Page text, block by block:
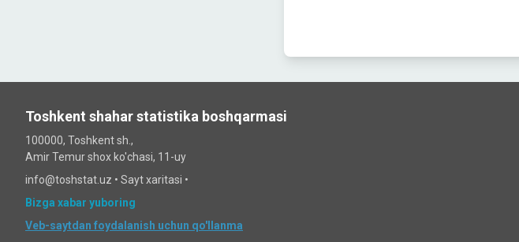
Toshkent shahar statistika boshqarmasi
100000, Toshkent sh.,
Amir Temur shox ko'chasi, 11-uy
info@toshstat.uz • Sayt xaritasi •
Bizga xabar yuboring
Veb-saytdan foydalanish uchun qo'llanma